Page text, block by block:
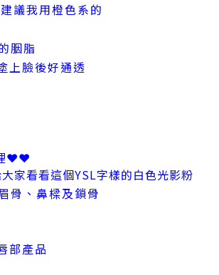
議我用橙色系的
胭脂
上臉後好通透
❤❤
家看看這個YSL字樣的白色光影粉
骨、鼻樑及鎖骨
部產品